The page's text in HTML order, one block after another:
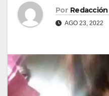
Por Redacción
AGO 23, 2022